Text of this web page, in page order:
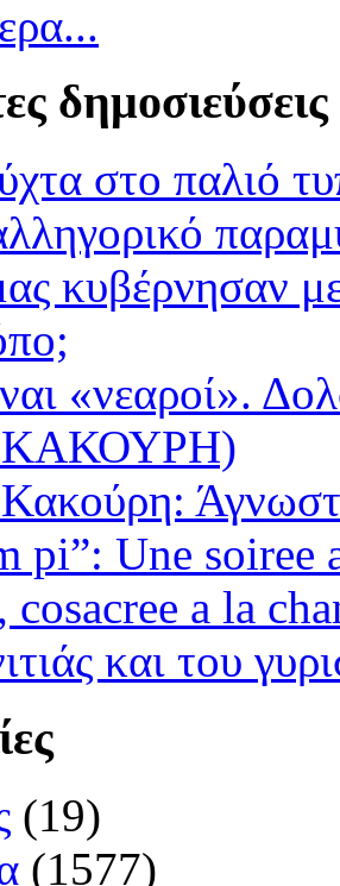
δημοσιεύσεις
στο παλιό
κυβέρνησαν
«νεαροί».
ΚΑΚΟΥΡΗ)
pi”: Une soiree
cosacree a la
και του
(19)
(1577)